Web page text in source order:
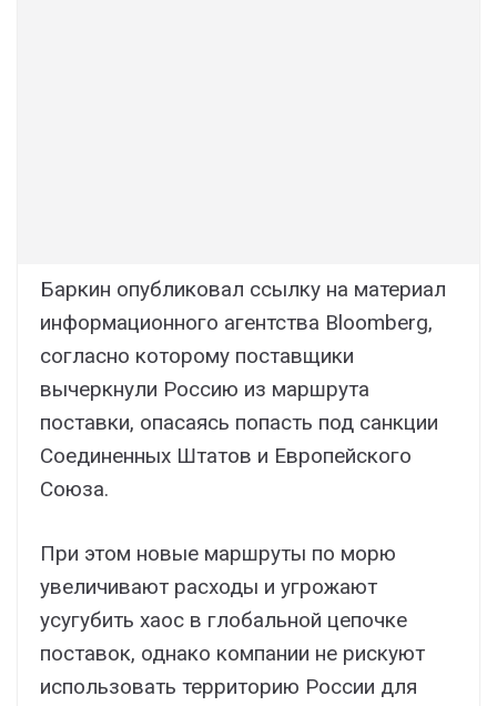
Баркин опубликовал ссылку на материал
информационного агентства Bloomberg,
согласно которому поставщики
вычеркнули Россию из маршрута
поставки, опасаясь попасть под санкции
Соединенных Штатов и Европейского
Союза.
При этом новые маршруты по морю
увеличивают расходы и угрожают
усугубить хаос в глобальной цепочке
поставок, однако компании не рискуют
использовать территорию России для